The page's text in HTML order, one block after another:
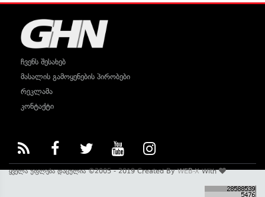
ჩვენს შესახებ
მასალის გამოყენების პირობები
რეკლამა
კონტაქტი
ყველა უფლება დაცულია ©2005 - 2019 Created ByWEB-XWith